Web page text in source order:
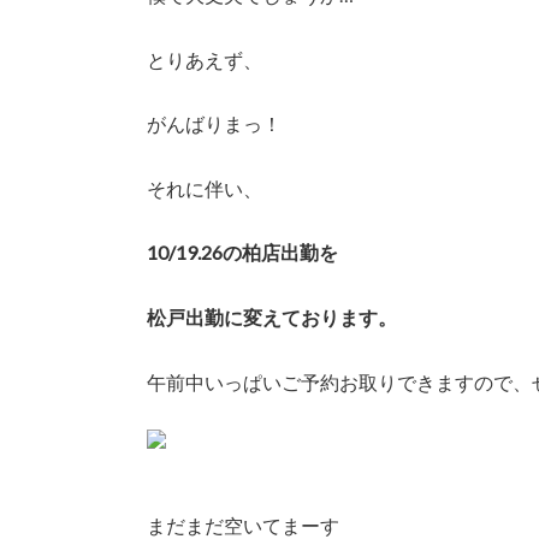
とりあえず、
がんばりまっ！
それに伴い、
10/19.26の柏店出勤を
松戸出勤に変えております。
午前中いっぱいご予約お取りできますので、
まだまだ空いてまーす